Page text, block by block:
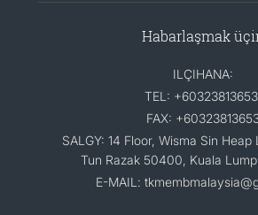
Habarlaşmak
ILÇIHANA:
TEL:
FAX:
SALGY: 14 Floor, Wisma Sin
Tun Razak 50400, Kuala
E-MAIL: